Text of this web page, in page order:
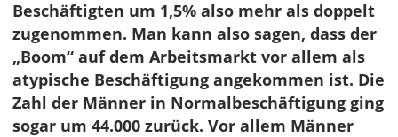
Beschäftigten um 1,5% also mehr als doppelt
zugenommen. Man kann also sagen, dass der
„Boom“ auf dem Arbeitsmarkt vor allem als
atypische Beschäftigung angekommen ist. Die
Zahl der Männer in Normalbeschäftigung ging
sogar um 44.000 zurück. Vor allem Männer